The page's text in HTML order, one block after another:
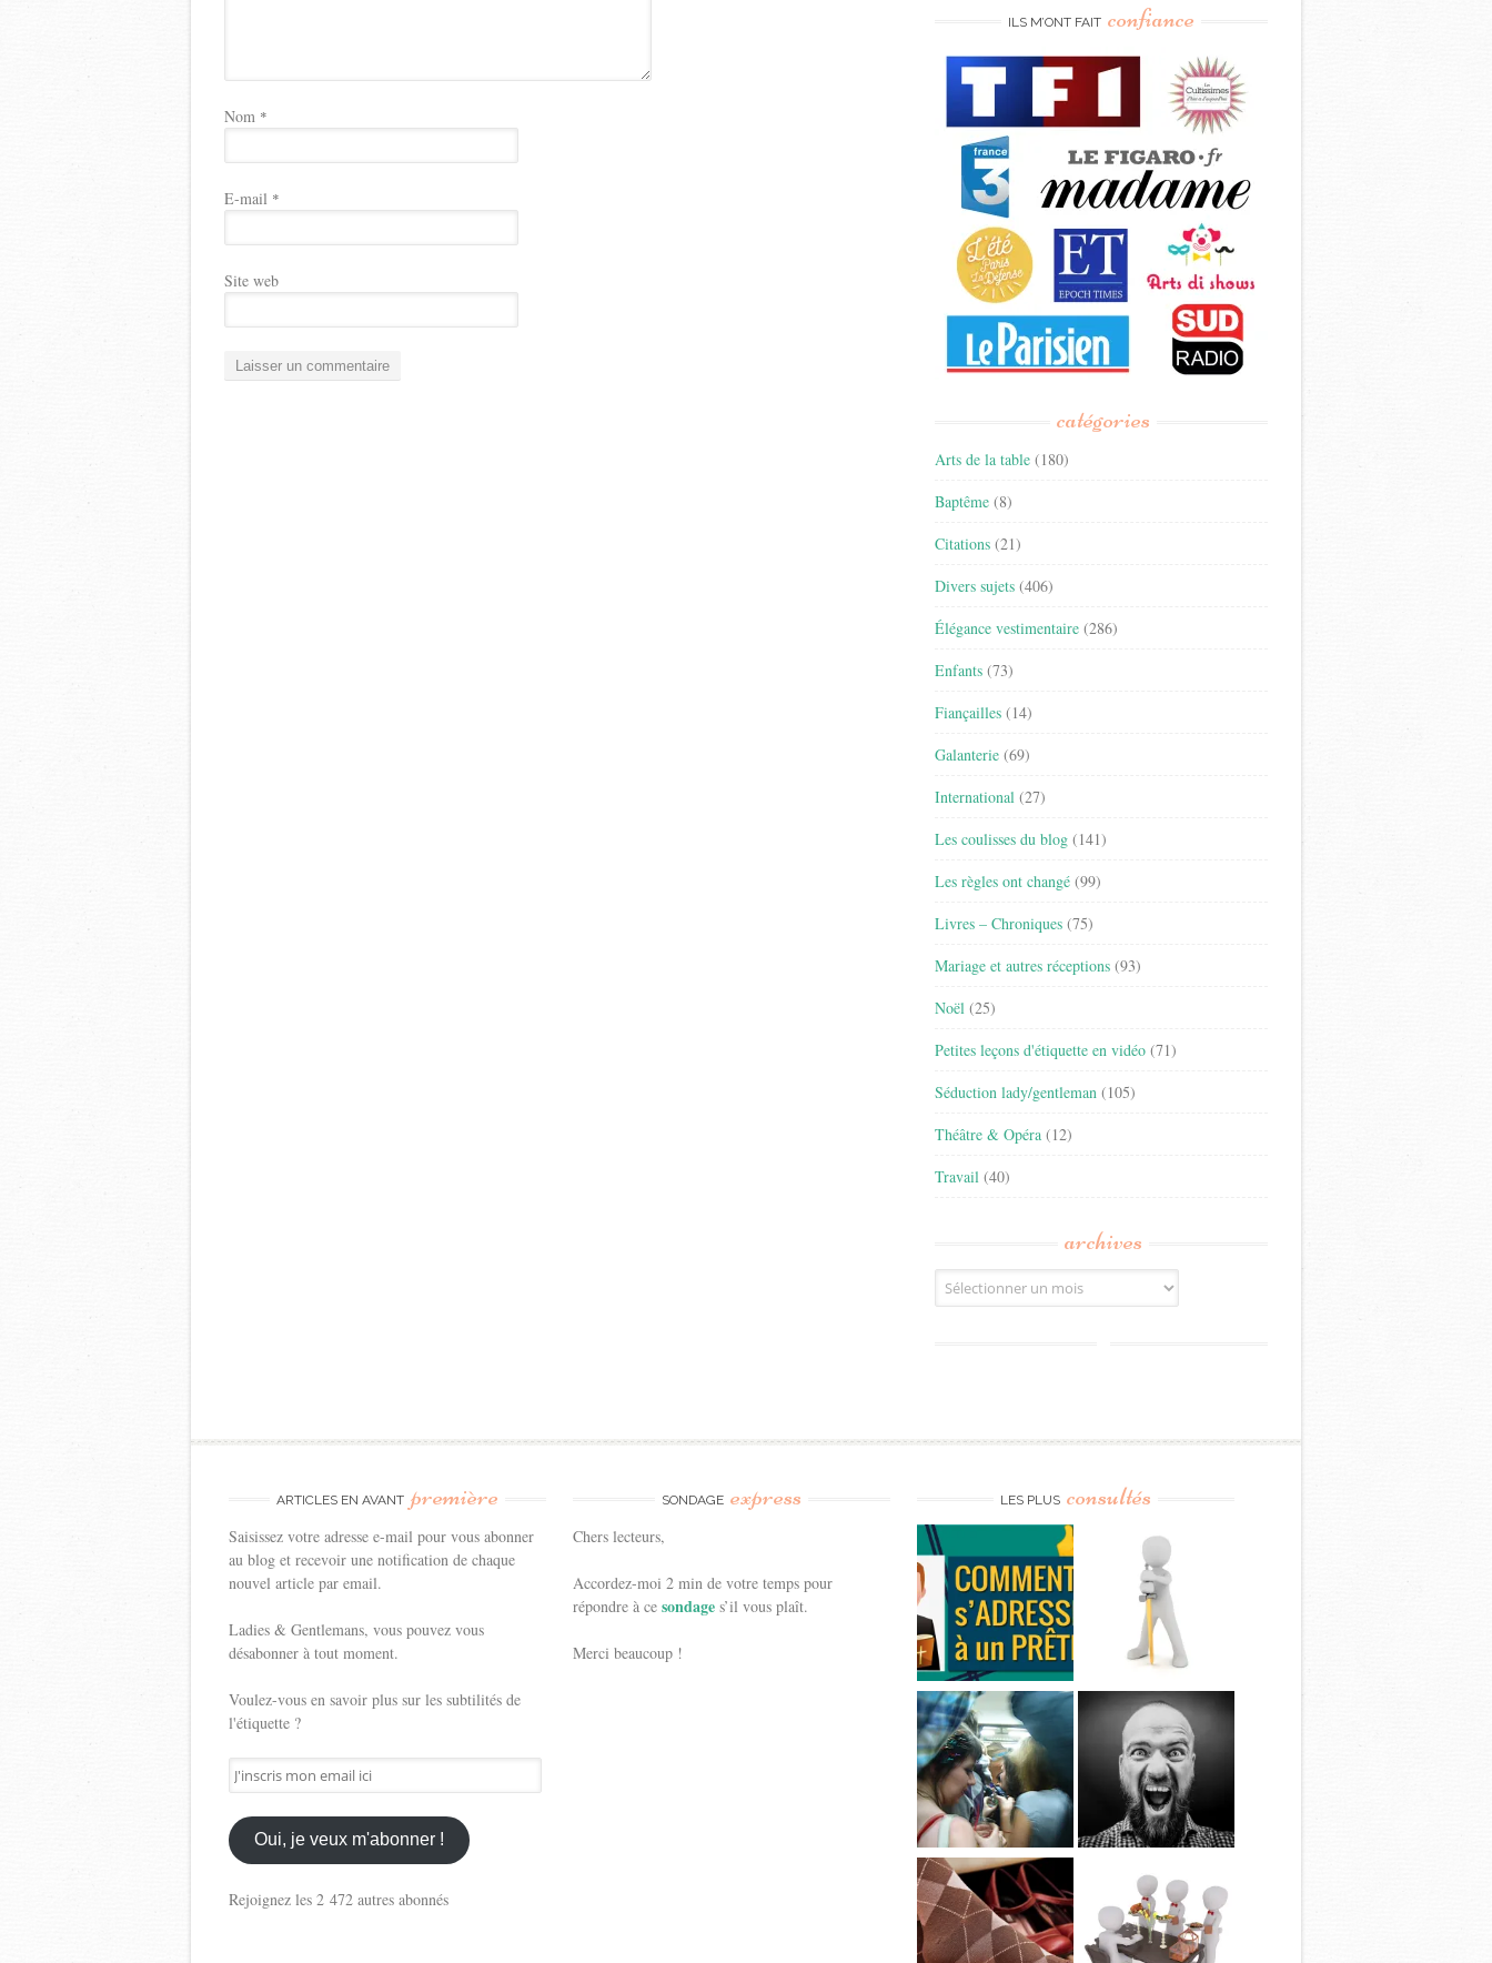
Nom *
E-mail *
Site web
ILS M’ONT FAIT confiance
catégories
Arts de la table (180)
Baptême (8)
Citations (21)
Divers sujets (406)
Élégance vestimentaire (286)
Enfants (73)
Fiançailles (14)
Galanterie (69)
International (27)
Les coulisses du blog (141)
Les règles ont changé (99)
Livres – Chroniques (75)
Mariage et autres réceptions (93)
Noël (25)
Petites leçons d'étiquette en vidéo (71)
Séduction lady/gentleman (105)
Théâtre & Opéra (12)
Travail (40)
archives
Archives
ARTICLES EN AVANT première
Saisissez votre adresse e-mail pour vous abonner
au blog et recevoir une notification de chaque
nouvel article par email.
Ladies & Gentlemans, vous pouvez vous
désabonner à tout moment.
Voulez-vous en savoir plus sur les subtilités de
l'étiquette ?
J'inscris
mon
email
ici
Oui, je veux m'abonner !
Rejoignez les 2 472 autres abonnés
SONDAGE express
Chers lecteurs,
Accordez-moi 2 min de votre temps pour
répondre à cesondages’il vous plaît.
Merci beaucoup !
LES PLUS consultés